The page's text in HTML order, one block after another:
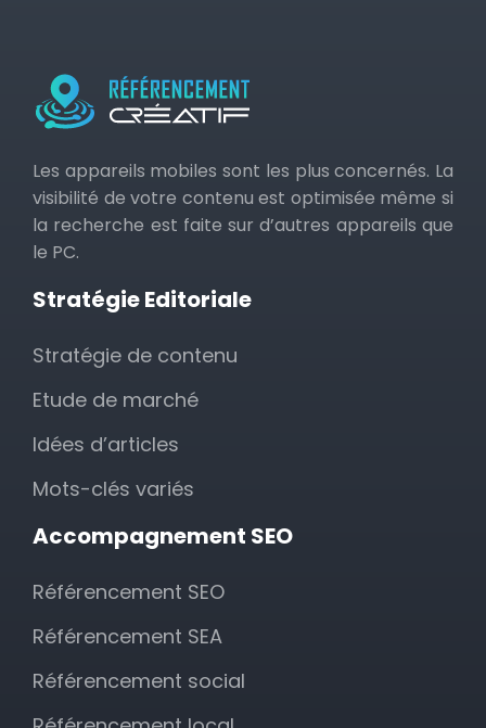
Les appareils mobiles sont les plus concernés. La
visibilité de votre contenu est optimisée même si
la recherche est faite sur d’autres appareils que
le PC.
Stratégie Editoriale
Stratégie de contenu
Etude de marché
Idées d’articles
Mots-clés variés
Accompagnement SEO
Référencement SEO
Référencement SEA
Référencement social